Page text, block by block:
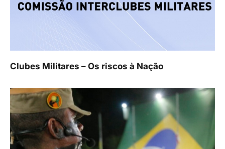
Clubes Militares – Os riscos à Nação